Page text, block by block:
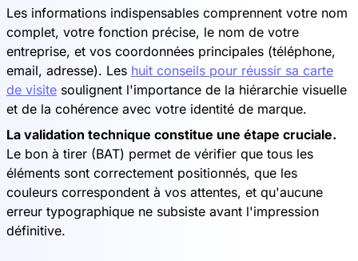
Les informations indispensables comprennent votre nom
complet, votre fonction précise, le nom de votre
entreprise, et vos coordonnées principales (téléphone,
email, adresse). Les huit conseils pour réussir sa carte
de visite soulignent l'importance de la hiérarchie visuelle
et de la cohérence avec votre identité de marque.
La validation technique constitue une étape cruciale.
Le bon à tirer (BAT) permet de vérifier que tous les
éléments sont correctement positionnés, que les
couleurs correspondent à vos attentes, et qu'aucune
erreur typographique ne subsiste avant l'impression
définitive.